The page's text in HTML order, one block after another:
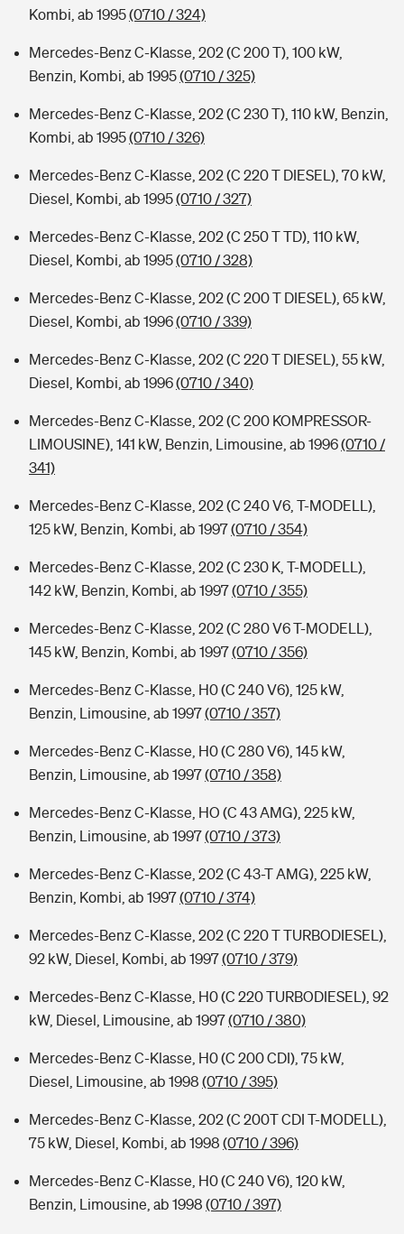
Kombi, ab 1995(0710 / 324)
Mercedes-Benz C-Klasse, 202 (C 200 T), 100 kW,
Benzin, Kombi, ab 1995(0710 / 325)
Mercedes-Benz C-Klasse, 202 (C 230 T), 110 kW, Benzin,
Kombi, ab 1995(0710 / 326)
Mercedes-Benz C-Klasse, 202 (C 220 T DIESEL), 70 kW,
Diesel, Kombi, ab 1995(0710 / 327)
Mercedes-Benz C-Klasse, 202 (C 250 T TD), 110 kW,
Diesel, Kombi, ab 1995(0710 / 328)
Mercedes-Benz C-Klasse, 202 (C 200 T DIESEL), 65 kW,
Diesel, Kombi, ab 1996(0710 / 339)
Mercedes-Benz C-Klasse, 202 (C 220 T DIESEL), 55 kW,
Diesel, Kombi, ab 1996(0710 / 340)
Mercedes-Benz C-Klasse, 202 (C 200 KOMPRESSOR-
LIMOUSINE), 141 kW, Benzin, Limousine, ab 1996(0710 /
341)
Mercedes-Benz C-Klasse, 202 (C 240 V6, T-MODELL),
125 kW, Benzin, Kombi, ab 1997(0710 / 354)
Mercedes-Benz C-Klasse, 202 (C 230 K, T-MODELL),
142 kW, Benzin, Kombi, ab 1997(0710 / 355)
Mercedes-Benz C-Klasse, 202 (C 280 V6 T-MODELL),
145 kW, Benzin, Kombi, ab 1997(0710 / 356)
Mercedes-Benz C-Klasse, H0 (C 240 V6), 125 kW,
Benzin, Limousine, ab 1997(0710 / 357)
Mercedes-Benz C-Klasse, H0 (C 280 V6), 145 kW,
Benzin, Limousine, ab 1997(0710 / 358)
Mercedes-Benz C-Klasse, HO (C 43 AMG), 225 kW,
Benzin, Limousine, ab 1997(0710 / 373)
Mercedes-Benz C-Klasse, 202 (C 43-T AMG), 225 kW,
Benzin, Kombi, ab 1997(0710 / 374)
Mercedes-Benz C-Klasse, 202 (C 220 T TURBODIESEL),
92 kW, Diesel, Kombi, ab 1997(0710 / 379)
Mercedes-Benz C-Klasse, H0 (C 220 TURBODIESEL), 92
kW, Diesel, Limousine, ab 1997(0710 / 380)
Mercedes-Benz C-Klasse, H0 (C 200 CDI), 75 kW,
Diesel, Limousine, ab 1998 (0710 / 395)
Mercedes-Benz C-Klasse, 202 (C 200T CDI T-MODELL),
75 kW, Diesel, Kombi, ab 1998 (0710 / 396)
Mercedes-Benz C-Klasse, H0 (C 240 V6), 120 kW,
Benzin, Limousine, ab 1998 (0710 / 397)